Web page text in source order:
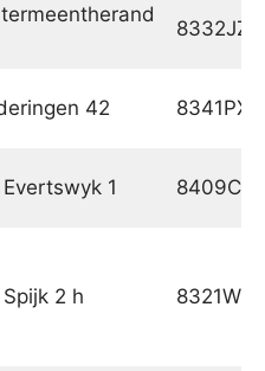
8332JZ
42 8341PX
1 8409CT
2 h 8321WT